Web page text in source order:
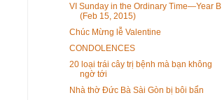
VI Sunday in the Ordinary Time—Year B
(Feb 15, 2015)
Chúc Mừng lễ Valentine
CONDOLENCES
20 loại trái cây trị bệnh mà bạn không
ngờ tới
Nhà thờ Đức Bà Sài Gòn bị bôi bẩn